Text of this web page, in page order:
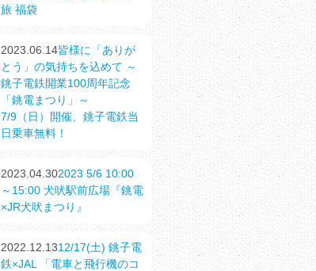
旅 福袋
2023.06.14皆様に「ありが
とう」の気持ちを込めて ～
銚子電鉄開業100周年記念
「銚電まつり」～
7/9（日）開催、銚子電鉄当
日乗車無料！
2023.04.302023 5/6 10:00
～15:00 犬吠駅前広場『銚電
×JR犬吠まつり』
2022.12.1312/17(土) 銚子電
鉄×JAL 「電車と飛行機のコ